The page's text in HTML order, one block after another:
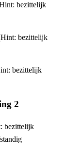
bezittelijk
bezittelijk
bezittelijk
2
bezittelijk